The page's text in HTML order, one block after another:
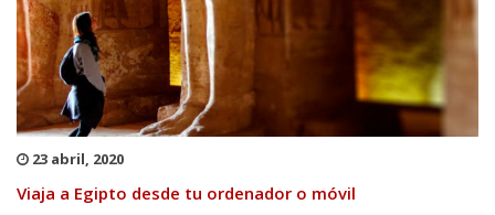
23 abril, 2020
Viaja a Egipto desde tu ordenador o móvil